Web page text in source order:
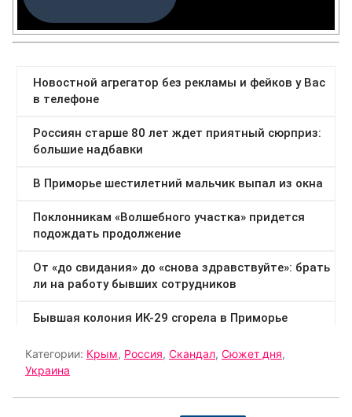
Категории: Крым, Россия, Скандал, Сюжет дня,
Украина